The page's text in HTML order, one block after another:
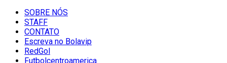
SOBRE NÓS
STAFF
CONTATO
Escreva no Bolavip
RedGol
Futbolcentroamerica